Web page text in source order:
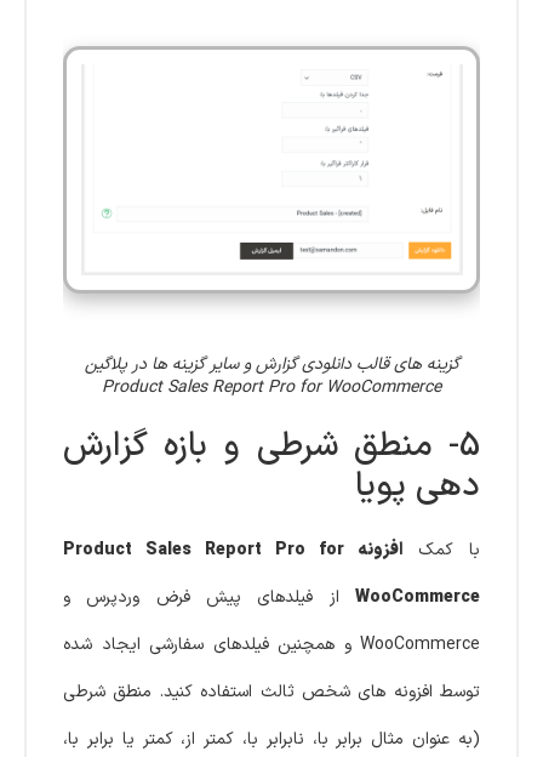
گزینه های قالب دانلودی گزارش و سایر گزینه ها در پلاگین
Product Sales Report Pro for WooCommerce
5- منطق شرطی و بازه گزارش
دهی پویا
با کمک
افزونه Product Sales Report Pro for
WooCommerce از فیلدهای پیش فرض وردپرس و
WooCommerce و همچنین فیلدهای سفارشی ایجاد شده
توسط افزونه های شخص ثالث استفاده کنید. منطق شرطی
(به عنوان مثال برابر با، نابرابر با، کمتر از، کمتر یا برابر با،